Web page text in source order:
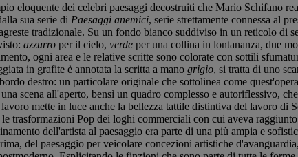
eloquente dei celebri paesaggi decostruiti che Mario Schifano
sua serie di Paesaggi anemici, serie strettamente connessa al
tradizionale. Su un fondo bianco suddiviso in un reticolo di
azzurro per il cielo, verde per una collina in lontananza, due
ogni area e le relative scritte sono colorate con sottili
in grafite è annotata la scritta a mano grigio, si tratta di uno
destro: un particolare originale che sottolinea come
scena all'aperto, bensì un quadro complesso e autoriflessivo,
mette in luce anche la bellezza tattile distintiva del lavoro di
trasformazioni Pop dei loghi commerciali con cui aveva
dell'artista al paesaggio era parte di una più ampia e
del paesaggio per veicolare concezioni artistiche